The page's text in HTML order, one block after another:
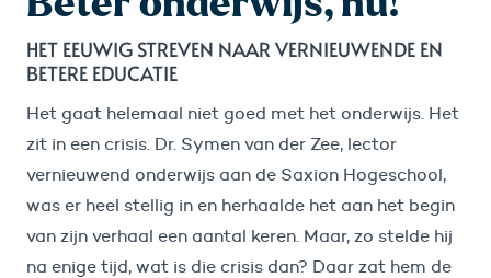
HET EEUWIG STREVEN NAAR VERNIEUWENDE EN
BETERE EDUCATIE
Het gaat helemaal niet goed met het onderwijs. Het
zit in een crisis. Dr. Symen van der Zee, lector
vernieuwend onderwijs aan de Saxion Hogeschool,
was er heel stellig in en herhaalde het aan het begin
van zijn verhaal een aantal keren. Maar, zo stelde hij
na enige tijd, wat is die crisis dan? Daar zat hem de